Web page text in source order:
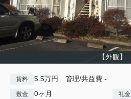
【外観】
賃料 5.5万円 管理/共益費 -
敷金 0ヶ月 礼金